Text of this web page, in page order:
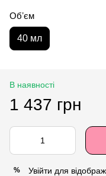
Обʼєм
40 мл
В наявності
1 437 грн
% Увійти для